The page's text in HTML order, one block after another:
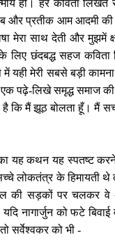
हों। हर कविता लिखते
और प्रतीक आम आदमी की
मेरा साथ देती और मुझमें
छंदबद्ध सहज कविता
यही मेरी सबसे बड़ी
पढ़े-लिखे समृद्ध समाज की
है कि मैं झूठ बोलता हूँ। मैं
यह कथन यह स्पतष्ट करने
लोकतंत्र के हिमायती थे
की सड़कों पर चलकर वे
नागार्जुन को फटे
सर्वेश्वकर को भी -